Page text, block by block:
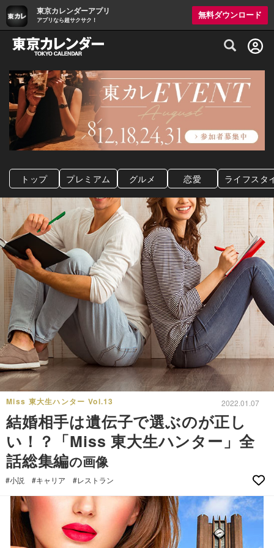
東京カレンダーアプリ
アプリなら超サクサク！
無料ダウンロード
グルメ情報・プレミアムレストラン予約
トップ プレミアム グルメ 恋愛 ライフスタ
Miss 東大生ハンター Vol.13 2022.01.07
結婚相手は遺伝子で選ぶのが正し
い！？「Miss 東大生ハンター」全
話総集編の画像
#小説 #キャリア #レストラン